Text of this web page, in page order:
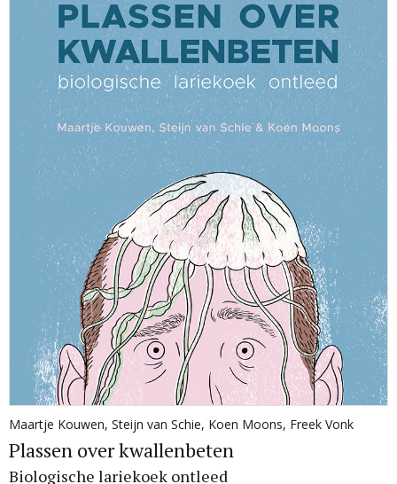
Maartje Kouwen, Steijn van Schie, Koen Moons, Freek Vonk
Plassen over kwallenbeten
Biologische lariekoek ontleed